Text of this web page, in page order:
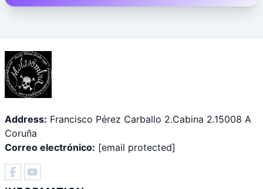
Address: Francisco Pérez Carballo 2.Cabina 2.15008 A
Coruña
Correo electrónico: [email protected]